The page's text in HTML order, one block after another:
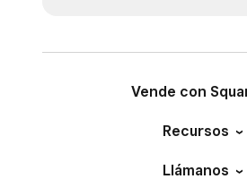
Vende con
Recursos
Llámanos